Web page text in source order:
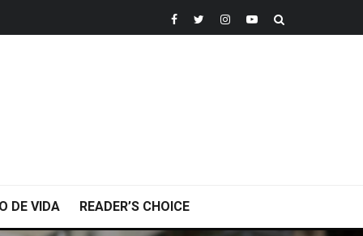
DE VIDA READER’S CHOICE